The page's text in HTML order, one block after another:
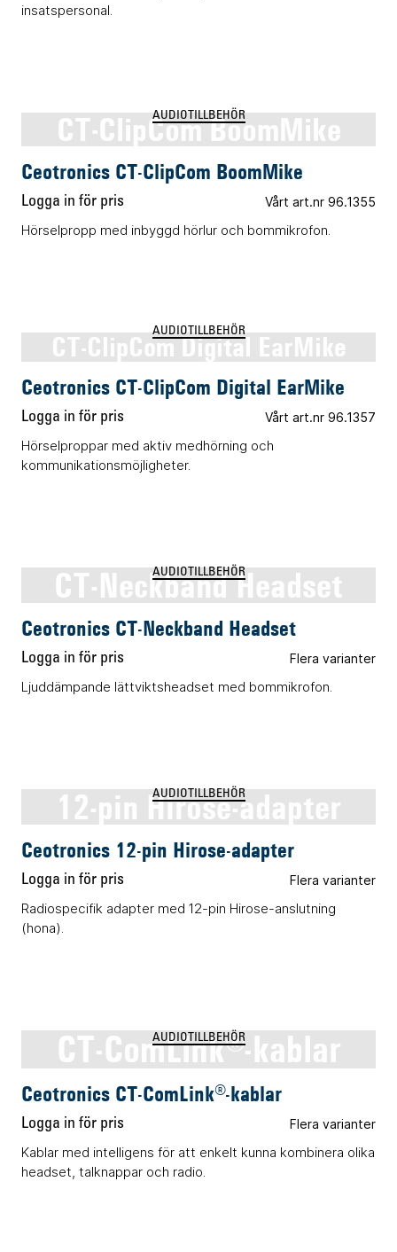
insatspersonal.
CT-ClipCom BoomMike
AUDIOTILLBEHÖR
Ceotronics CT-ClipCom BoomMike
Logga in för pris Vårt art.nr 96.1355
Hörselpropp med inbyggd hörlur och bommikrofon.
CT-ClipCom Digital EarMike
AUDIOTILLBEHÖR
Ceotronics CT-ClipCom Digital EarMike
Logga in för pris Vårt art.nr 96.1357
Hörselproppar med aktiv medhörning och
kommunikationsmöjligheter.
CT-Neckband Headset
AUDIOTILLBEHÖR
Ceotronics CT-Neckband Headset
Logga in för pris Flera varianter
Ljuddämpande lättviktsheadset med bommikrofon.
12-pin Hirose-adapter
AUDIOTILLBEHÖR
Ceotronics 12-pin Hirose-adapter
Logga in för pris Flera varianter
Radiospecifik adapter med 12-pin Hirose-anslutning
(hona).
CT-ComLink®-kablar
AUDIOTILLBEHÖR
Ceotronics CT-ComLink®-kablar
Logga in för pris Flera varianter
Kablar med intelligens för att enkelt kunna kombinera olika
headset, talknappar och radio.